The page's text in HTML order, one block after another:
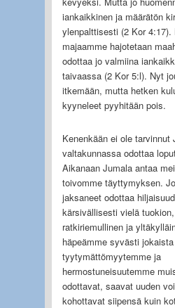
iankaikkinen ja määrätön
ylenpalttisesti (2 Kor
majaamme hajotetaan
odottaa jo valmiina
taivaassa (2 Kor 5:l). Nyt
itkemään, mutta hetken
kyyneleet pyyhitään pois.
Kenenkään ei ole tarvinnut
valtakunnassa odottaa
Aikanaan Jumala antaa
toivomme täyttymyksen.
jaksaneet odottaa
kärsivällisesti vielä
ratkiriemullinen ja
häpeämme syvästi
tyytymättömyytemme ja
hermostuneisuutemme
odottavat, saavat uuden
kohottavat siipensä kuin